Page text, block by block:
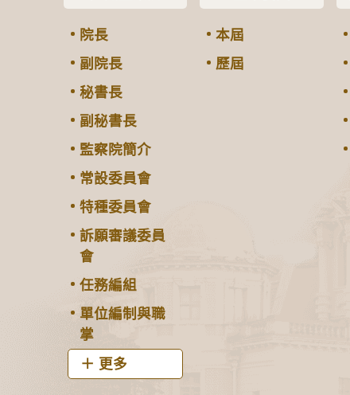
院長
副院長
秘書長
副秘書長
監察院簡介
常設委員會
特種委員會
訴願審議委員
會
任務編組
單位編制與職
掌
更多
本屆
歷屆